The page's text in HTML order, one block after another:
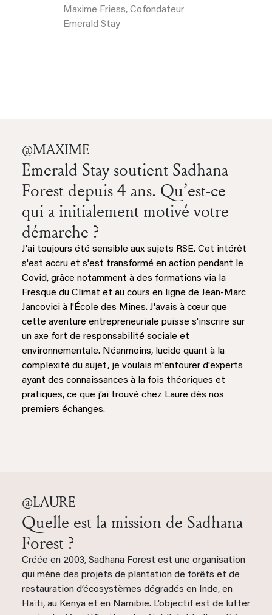
Maxime Friess, Cofondateur
Emerald Stay
@MAXIME
Emerald Stay soutient Sadhana
Forest depuis 4 ans. Qu’est-ce
qui a initialement motivé votre
démarche ?
J'ai toujours été sensible aux sujets RSE. Cet intérêt
s'est accru et s'est transformé en action pendant le
Covid, grâce notamment à des formations via la
Fresque du Climat et au cours en ligne de Jean-Marc
Jancovici à l'École des Mines. J'avais à cœur que
cette aventure entrepreneuriale puisse s'inscrire sur
un axe fort de responsabilité sociale et
environnementale. Néanmoins, lucide quant à la
complexité du sujet, je voulais m'entourer d'experts
ayant des connaissances à la fois théoriques et
pratiques, ce que j’ai trouvé chez Laure dès nos
premiers échanges.
@LAURE
Quelle est la mission de Sadhana
Forest ?
Créée en 2003, Sadhana Forest est une organisation
qui mène des projets de plantation de forêts et de
restauration d’écosystèmes dégradés en Inde, en
Haïti, au Kenya et en Namibie. L’objectif est de lutter